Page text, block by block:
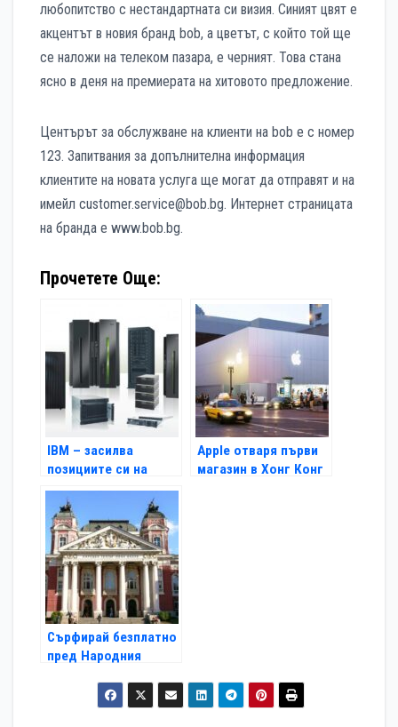
любопитство с нестандартната си визия. Синият цвят е
акцентът в новия бранд bob, а цветът, с който той ще
се наложи на телеком пазара, е черният. Това стана
ясно в деня на премиерата на хитовото предложение.
Центърът за обслужване на клиенти на bob е с номер
123. Запитвания за допълнителна информация
клиентите на новата услуга ще могат да отправят и на
имейл customer.service@bob.bg. Интернет страницата
на бранда е www.bob.bg.
Прочетете Още:
IBM – засилва
позициите си на
пазара за сървъри
Apple отваря първи
магазин в Хонг Конг
Сърфирай безплатно
пред Народния